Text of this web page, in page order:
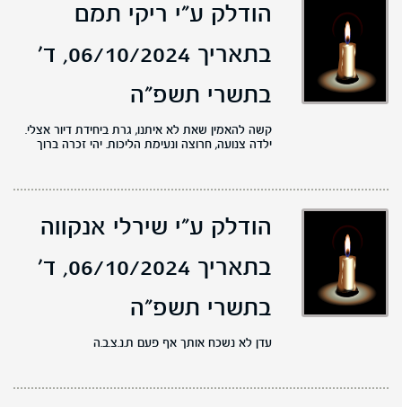
הודלק ע"י ריקי תמם
בתאריך 06/10/2024,
ד'
בתשרי תשפ"ה
קשה להאמין שאת לא איתנו, גרת ביחידת דיור אצלי.
ילדה צנועה, חרוצה ונעימת הליכות. יהי זכרה ברוך
הודלק ע"י שירלי אנקווה
בתאריך 06/10/2024,
ד'
בתשרי תשפ"ה
עדן לא נשכח אותך אף פעם ת.נ.צ.ב.ה